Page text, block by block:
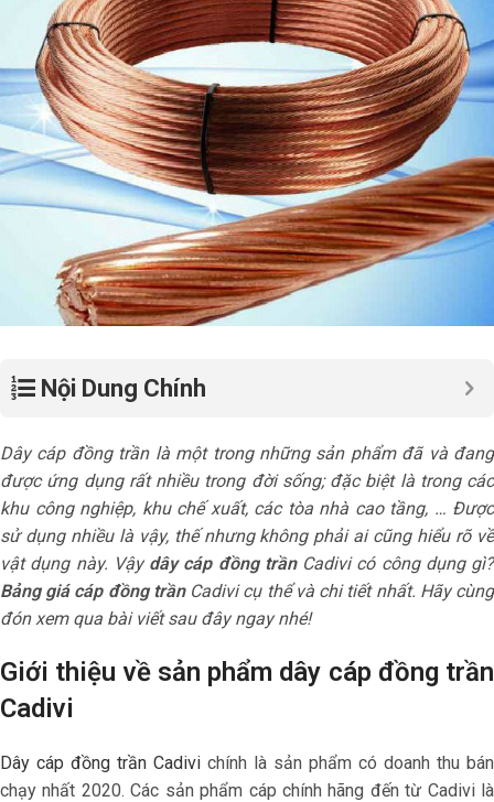
Nội Dung Chính
Dây cáp đồng trần là một trong những sản phẩm đã và đang
được ứng dụng rất nhiều trong đời sống; đặc biệt là trong các
khu công nghiệp, khu chế xuất, các tòa nhà cao tầng, … Được
sử dụng nhiều là vậy, thế nhưng không phải ai cũng hiểu rõ về
vật dụng này. Vậy dây cáp đồng trầnCadivi có công dụng gì?
Bảng giá cáp đồng trầnCadivi cụ thể và chi tiết nhất. Hãy cùng
đón xem qua bài viết sau đây ngay nhé!
Giới thiệu về sản phẩm dây cáp đồng trần
Cadivi
Dây cáp đồng trần Cadivi chính là sản phẩm có doanh thu bán
chạy nhất 2020. Các sản phẩm cáp chính hãng đến từ Cadivi là